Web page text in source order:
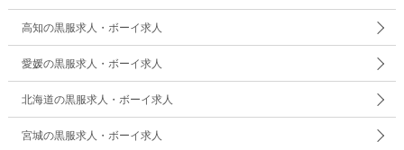
高知の黒服求人・ボーイ求人
愛媛の黒服求人・ボーイ求人
北海道の黒服求人・ボーイ求人
宮城の黒服求人・ボーイ求人